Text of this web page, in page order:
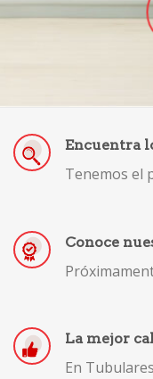
Encuentra
Tenemos el
Conoce
La mejor
En